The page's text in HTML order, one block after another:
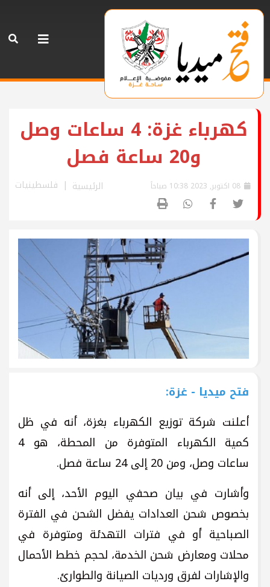
كهرباء غزة: 4 ساعات وصل
و20 ساعة فصل
الرئيسية فلسطينيات
فتح ميديا - غزة:
أعلنت شركة توزيع الكهرباء بغزة، أنه في ظل
كمية الكهرباء المتوفرة من المحطة، هو 4
ساعات وصل، ومن 20 إلى 24 ساعة فصل.
وأشارت في بيان صحفي اليوم الأحد، إلى أنه
بخصوص شحن العدادات يفضل الشحن في الفترة
الصباحية أو في فترات التهدئة ومتوفرة في
محلات ومعارض شحن الخدمة، لحجم خطط الأحمال
والإشارات لفرق ورديات الصيانة والطوارئ.